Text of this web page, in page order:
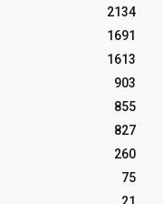
2134
1691
1613
903
855
827
260
75